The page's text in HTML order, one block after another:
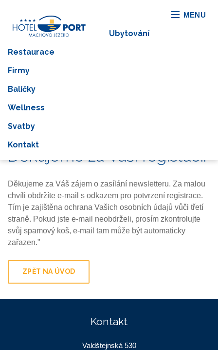
MENU
Ubytování
Restaurace
Firmy
Balíčky
Wellness
Svatby
Kontakt
Děkujeme za Vaši registaci.
Děkujeme za Váš zájem o zasílání newsletteru. Za malou
chvíli obdržíte e-mail s odkazem pro potvrzení registrace.
Tím je zajištěna ochrana Vašich osobních údajů vůči třetí
straně. Pokud jste e-mail neobdrželi, prosím zkontrolujte
svůj spamový koš, e-mail tam může být automaticky
zařazen."
ZPĚT NA ÚVOD
Kontakt
Valdštejnská 530